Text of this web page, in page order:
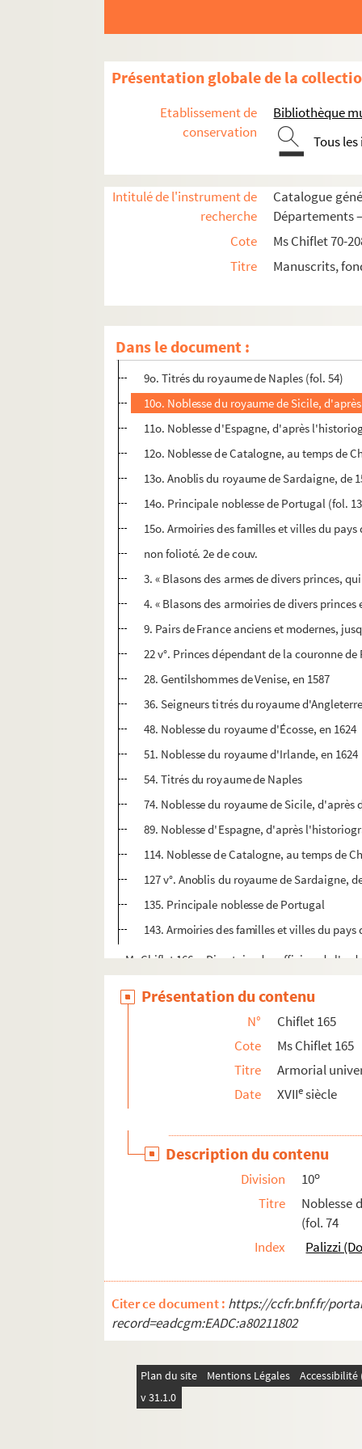
Présentation globale de la
Etablissement de
conservation
Bibliothèque
Tous
Intitulé de l'instrument de
recherche
Catalogue
Départements
Cote
Ms Chiflet 70-
Titre
Manuscrits,
Dans le document :
Ms Chiflet 162. « Antiquitas romana ex
Ms Chiflet 164. « Remarques de droit et de
Ms Chiflet 165. Armorial universel, compilé par
1o. « Blasons des armes de divers princes,
2o. « Blasons des armoiries de divers
3o. Pairs de France anciens et modernes,
5o. Gentilshommes de Venise, en 1587 (fol.
6o. Seigneurs titrés du royaume
7o. Noblesse du royaume d'Écosse, en 1624
8o. Noblesse du royaume d'Irlande, en
9o. Titrés du royaume de Naples (fol. 54)
10o. Noblesse du royaume de Sicile,
11o. Noblesse d'Espagne, d'après
12o. Noblesse de Catalogne, au temps de
13o. Anoblis du royaume de Sardaigne, de
14o. Principale noblesse de Portugal (fol.
15o. Armoiries des familles et villes du pays
non folioté. 2e de couv.
3. « Blasons des armes de divers princes,
4. « Blasons des armoiries de divers princes
9. Pairs de France anciens et modernes,
22 v°. Princes dépendant de la couronne
28. Gentilshommes de Venise, en 1587
36. Seigneurs titrés du royaume
48. Noblesse du royaume d'Écosse, en 1624
51. Noblesse du royaume d'Irlande, en 1624
54. Titrés du royaume de Naples
74. Noblesse du royaume de Sicile, d'après
89. Noblesse d'Espagne, d'après
114. Noblesse de Catalogne, au temps de
127 v°. Anoblis du royaume de Sardaigne,
135. Principale noblesse de Portugal
143. Armoiries des familles et villes du pays
Ms Chiflet 166. « Directoire des officiers de
Ms Chiflet 173. « Vida de la Madre Ana de S.
Ms Chiflet 174. Lettres de Pierre Poutier au
Ms Chiflet 175. Joannis Jacobi Chifletii
Ms Chiflet 176. Jo. Jac. Chifletii
Ms Chiflet 177. Notes héraldiques relevées
Ms Chiflet 178. « Diaire des choses
Ms Chiflet 180. « Laurentii Chifletii, in
Ms Chiflet 181. « Informatio perfecti oratoris
Ms Chiflet 182. « Repertorium Julii Chifletii,
Ms Chiflet 184. « Description de la comté
Ms Chiflet 185. Nobiliaire de Franche-Comté,
Présentation du contenu
N°
Chiflet 165
Cote
Ms Chiflet 165
Titre
Armorial
Date
XVIIesiècle
Description du contenu
Division 10o
Titre
Noblesse
(fol. 74
Index
Palizzi
Citer ce document : https://ccfr.bnf.fr/
record=eadcgm:EADC:a80211802
Plan du site Mentions Légales
v 31.1.0